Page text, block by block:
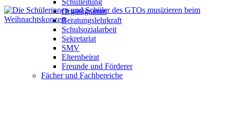
Schulleitung
Organigramm
Beratungslehrkraft
Schulsozialarbeit
Sekretariat
SMV
Elternbeirat
Freunde und Förderer
Fächer und Fachbereiche
2026
am